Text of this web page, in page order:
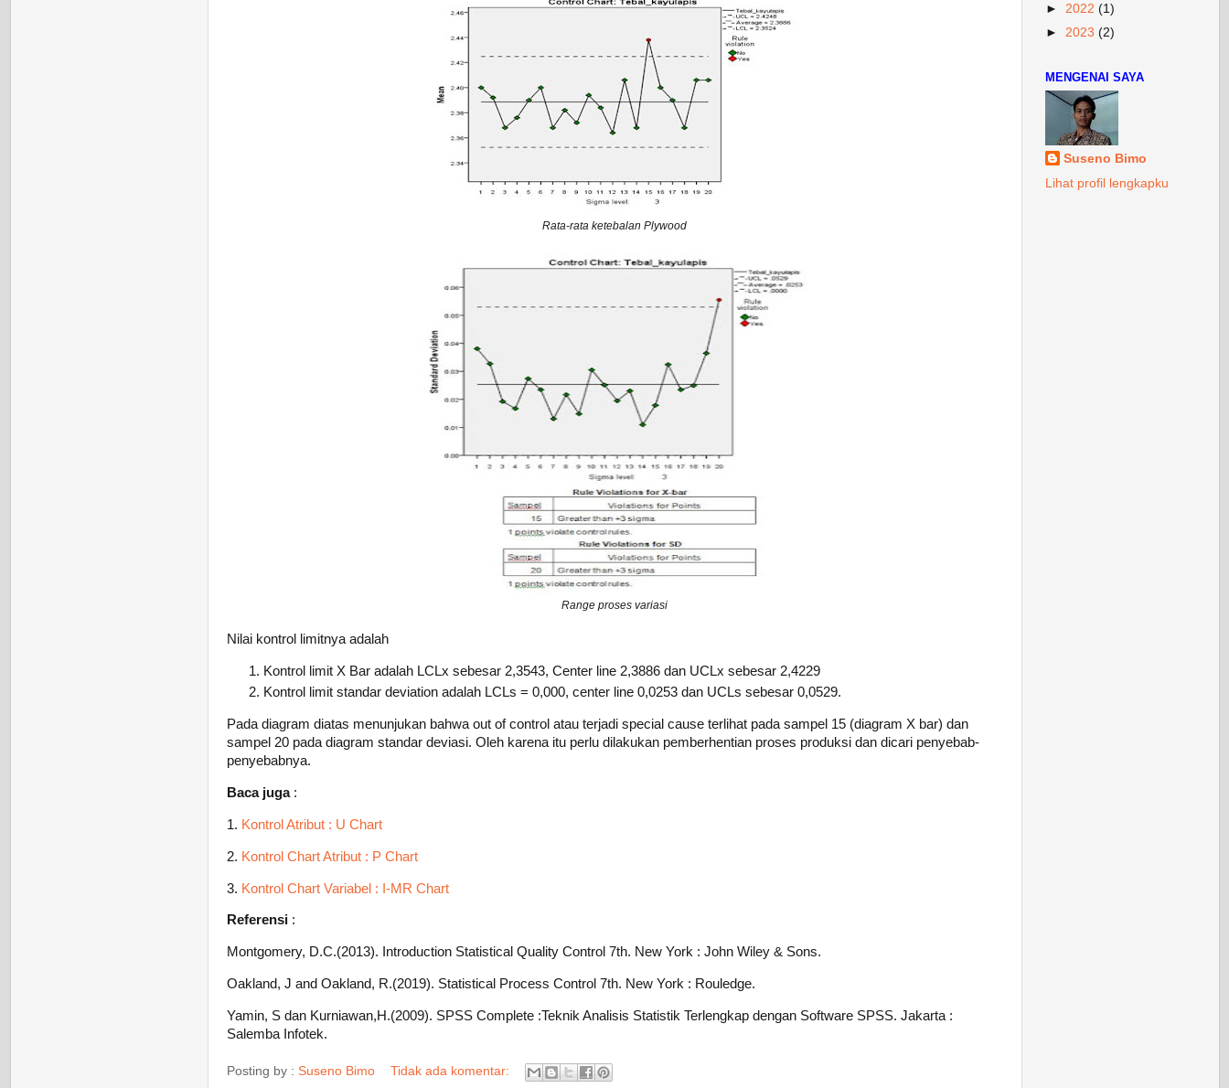
Rata-rata ketebalan Plywood
Range proses variasi
Nilai kontrol limitnya adalah
Kontrol limit X Bar adalah LCLx sebesar 2,3543, Center line 2,3886 dan UCLx sebesar 2,4229
Kontrol limit standar deviation adalah LCLs = 0,000, center line 0,0253 dan UCLs sebesar 0,0529.
Pada diagram diatas menunjukan bahwa out of control atau terjadi special cause terlihat pada sampel 15 (diagram X bar) dan
sampel 20 pada diagram standar deviasi. Oleh karena itu perlu dilakukan pemberhentian proses produksi dan dicari penyebab-
penyebabnya.
Baca juga :
1. Kontrol Atribut : U Chart
2. Kontrol Chart Atribut : P Chart
3. Kontrol Chart Variabel : I-MR Chart
Referensi:
Montgomery, D.C.(2013). Introduction Statistical Quality Control 7th. New York : John Wiley & Sons.
Oakland, J and Oakland, R.(2019). Statistical Process Control 7th. New York : Rouledge.
Yamin, S dan Kurniawan,H.(2009). SPSS Complete :Teknik Analisis Statistik Terlengkap dengan Software SPSS. Jakarta :
Salemba Infotek.
Posting by : Suseno Bimo
Tidak ada komentar:
► 2022 (1)
► 2023 (2)
MENGENAI SAYA
Suseno Bimo
Lihat profil lengkapku